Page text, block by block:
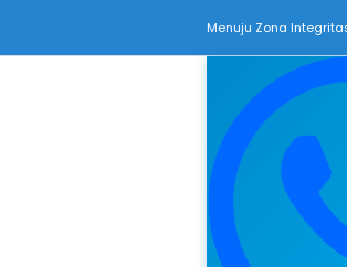
Menuju Zona